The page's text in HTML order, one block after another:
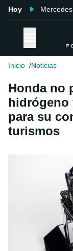
Hoy
Inicio Noticias
Honda no
hidrógeno
para su
turismos